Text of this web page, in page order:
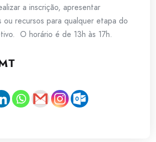
a inscrição, apresentar
ou recursos para qualquer etapa do
O horário é de 13h às 17h.